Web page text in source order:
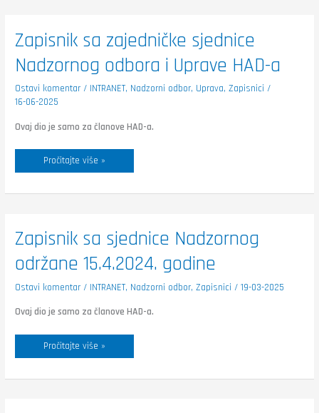
Zapisnik sa zajedničke sjednice
Nadzornog odbora i Uprave HAD-a
Ostavi komentar / INTRANET, Nadzorni odbor, Uprava,Zapisnici /
16-06-2025
Ovaj dio je samo za članove HAD-a.
Zapisnik
sa
zajedničke
sjednice
Nadzornog
i
Uprave
HAD-
Pročitajte više »
Zapisnik sa sjednice Nadzornog
održane 15.4.2024. godine
Ostavi komentar / INTRANET, Nadzorni odbor,Zapisnici /19-03-2025
Ovaj dio je samo za članove HAD-a.
Zapisnik
sa
sjednice
Nadzornog
održane
godine
Pročitajte više »